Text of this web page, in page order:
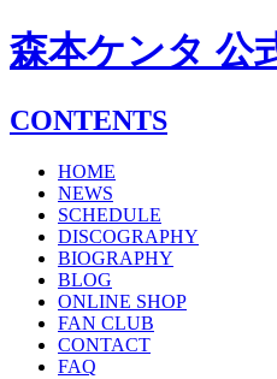
森本ケンタ 公
CONTENTS
HOME
NEWS
SCHEDULE
DISCOGRAPHY
BIOGRAPHY
BLOG
ONLINE SHOP
FAN CLUB
CONTACT
FAQ